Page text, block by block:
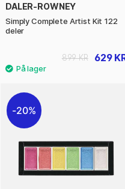
DALER-ROWNEY
Simply Complete Artist Kit 122
deler
629
899 KR
20%